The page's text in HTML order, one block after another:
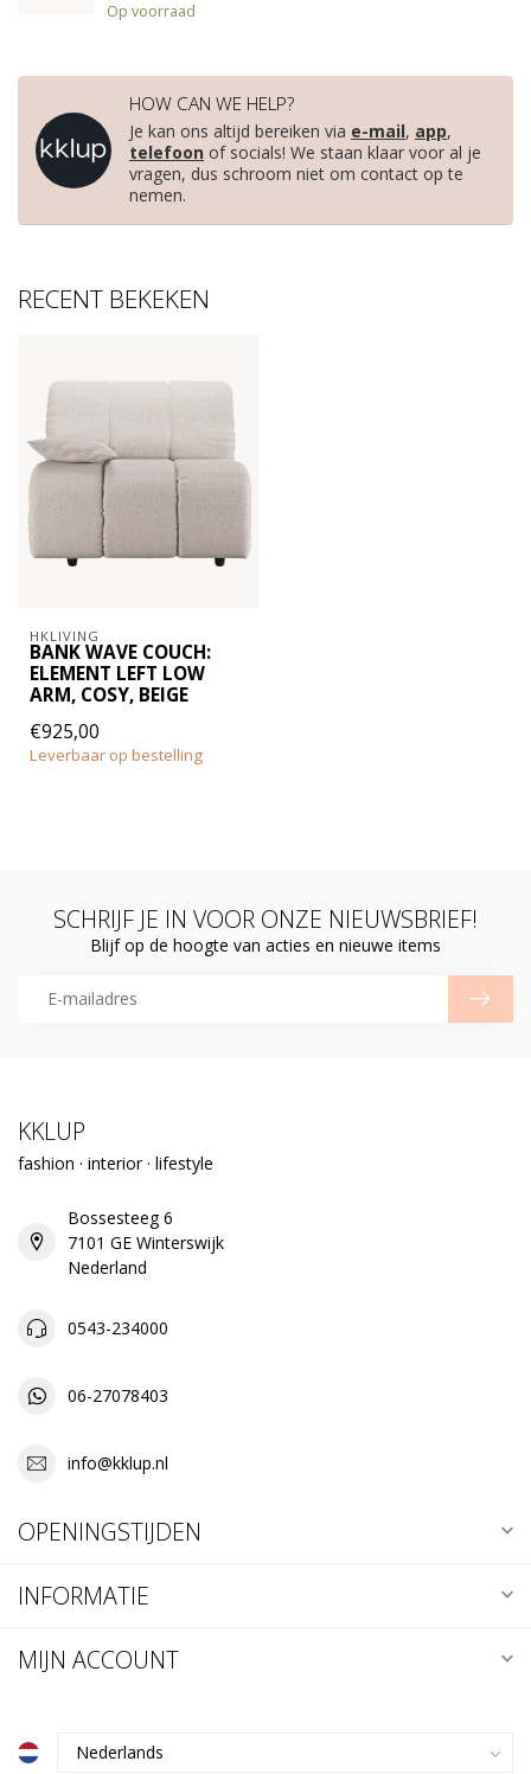
Op voorraad
HOW CAN WE HELP?
Je kan ons altijd bereiken via e-mail, app,
telefoon of socials! We staan klaar voor al je
vragen, dus schroom niet om contact op te
nemen.
RECENT BEKEKEN
HKLIVING
BANK WAVE COUCH:
ELEMENT LEFT LOW
ARM, COSY, BEIGE
€925,00
Leverbaar op bestelling
SCHRIJF JE IN VOOR ONZE NIEUWSBRIEF!
Blijf op de hoogte van acties en nieuwe items
KKLUP
fashion · interior · lifestyle
Bossesteeg 6
7101 GE Winterswijk
Nederland
0543-234000
06-27078403
info@kklup.nl
OPENINGSTIJDEN
INFORMATIE
MIJN ACCOUNT